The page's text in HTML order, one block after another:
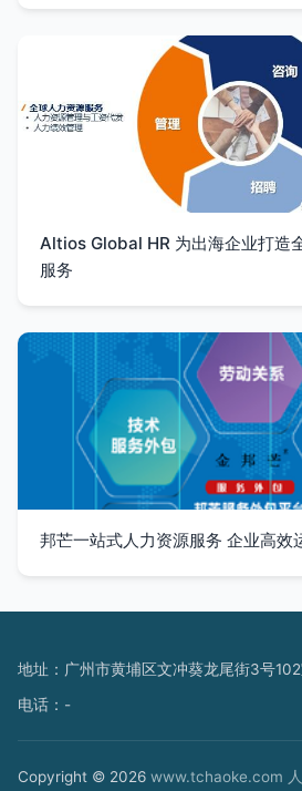
Altios Global HR 为出海企业打造
服务
邦芒一站式人力资源服务 企业高效
地址：广州市黄埔区文冲葵龙尾街3号
电话：-
Copyright © 2026 www.tchaoke.com